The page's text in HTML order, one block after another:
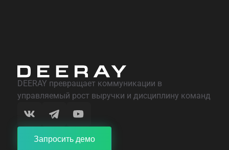
DEERAY превращает коммуникации в
управляемый рост выручки и дисциплину команд
Запросить демо